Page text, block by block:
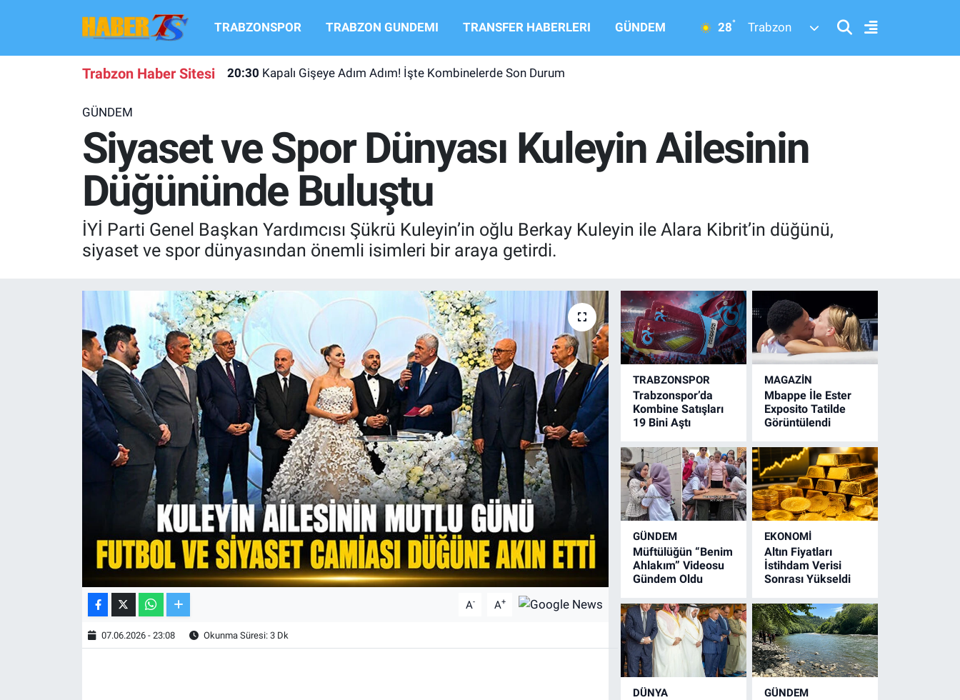
TRABZONSPOR TRABZON GUNDEMI TRANSFER HABERLERI GÜNDEM 28° Trabzon
Trabzon Haber Sitesi 20:30 Kapalı Gişeye Adım Adım! İşte Kombinelerde Son Durum
GÜNDEM
Siyaset ve Spor Dünyası Kuleyin Ailesinin
Düğününde Buluştu
İYİ Parti Genel Başkan Yardımcısı Şükrü Kuleyin’in oğlu Berkay Kuleyin ile Alara Kibrit’in düğünü,
siyaset ve spor dünyasından önemli isimleri bir araya getirdi.
A- A+
07.06.2026 - 23:08 Okunma Süresi: 3 Dk
TRABZONSPOR
Trabzonspor’da
Kombine Satışları
19 Bini Aştı
MAGAZİN
Mbappe İle Ester
Exposito Tatilde
Görüntülendi
GÜNDEM
Müftülüğün “Benim
Ahlakım” Videosu
Gündem Oldu
EKONOMİ
Altın Fiyatları
İstihdam Verisi
Sonrası Yükseldi
DÜNYA GÜNDEM
TRABZONSPOR
TRANSFER HABERLERI
KULİS MEYDANI
1461 TRABZON
ALT LIGLER
TV VE SİNEMA
BASKETBOL
Hava Durumu
Süper Lig Puan Durumu ve Fikstür
Tüm Manşetler
Son Dakika Haberleri
Haber Arşivi